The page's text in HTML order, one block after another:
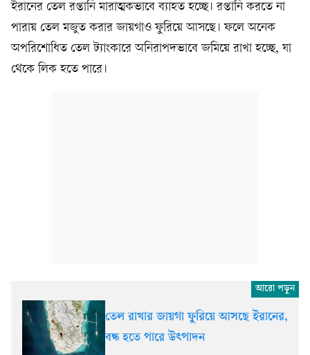
ইরানের তেল রপ্তানি মারাত্মকভাবে ব্যাহত হচ্ছে। রপ্তানি করতে না
পারায় তেল মজুত করার জায়গাও ফুরিয়ে আসছে। ফলে অনেক
অপরিশোধিত তেল ট্যাংকারে অনিরাপদভাবে জমিয়ে রাখা হচ্ছে, যা
থেকে লিক হতে পারে।
তেল রাখার জায়গা ফুরিয়ে আসছে ইরানের,
বন্ধ হতে পারে উৎপাদন